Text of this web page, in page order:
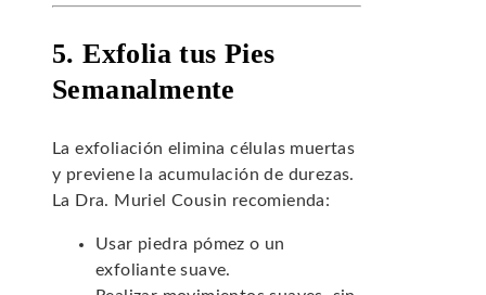
5. Exfolia tus Pies
Semanalmente
La exfoliación elimina células muertas
y previene la acumulación de durezas.
La Dra. Muriel Cousin recomienda:
Usar piedra pómez o un
exfoliante suave.